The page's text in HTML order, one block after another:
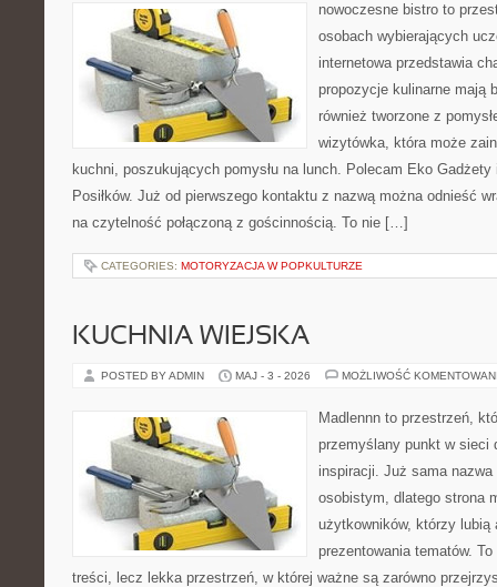
nowoczesne bistro to
osobach wybierających
internetowa przedstawia
propozycje kulinarne mają
również tworzone z
wizytówka, która może
kuchni, poszukujących pomysłu na lunch. Polecam Eko
Posiłków. Już od pierwszego kontaktu z nazwą można odnieść
na czytelność połączoną z gościnnością. To nie […]
CATEGORIES: MOTORYZACJA W POPKULTURZE
KUCHNIA WIEJSKA
POSTED BY ADMIN MAJ - 3 - 2026 MOŻLIWOŚĆ
Madlennn to przestrzeń,
przemyślany punkt w sieci
inspiracji. Już sama
osobistym, dlatego strona
użytkowników, którzy lubią
prezentowania tematów.
treści, lecz lekka przestrzeń, w której ważne są zarówno